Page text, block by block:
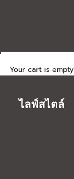
Your cart is empty
ไลฟ์สไตล์